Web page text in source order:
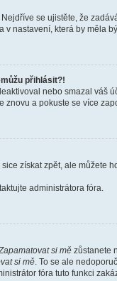
se ujistěte, že
nastavení, která by měla
přihlásit?!
nebo smazal váš
znovu a pokuste se více
získat zpět, ale můžete
administrátora fóra.
si mě zůstanete
si mě . To se ale
fóra tuto funkci